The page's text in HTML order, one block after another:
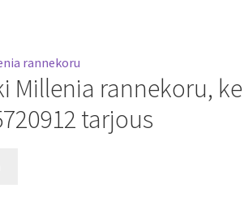
Millenia rannekoru,
tarjous